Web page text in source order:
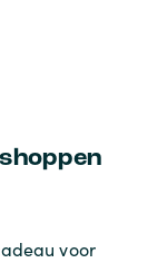
voor